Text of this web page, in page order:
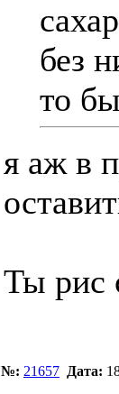
без
то
я аж в
Ты рис
№: 21657 Дата: